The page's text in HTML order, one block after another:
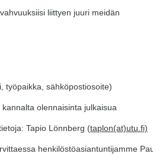
liittyen juuri meidän
sähköpostiosoite)
olennaisinta julkaisua
Tapio Lönnberg (taplon(at)utu.fi)
henkilöstöasiantuntijamme